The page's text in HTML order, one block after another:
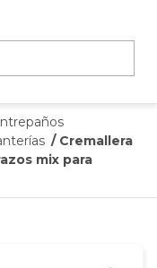
/ Cremallera
mix para